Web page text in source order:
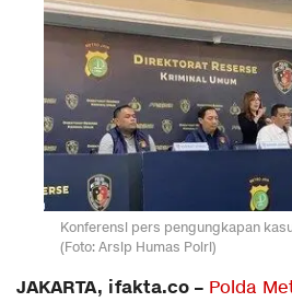
Konferensi pers pengungkapan
(Foto: Arsip Humas Polri)
JAKARTA, ifakta.co – Polda